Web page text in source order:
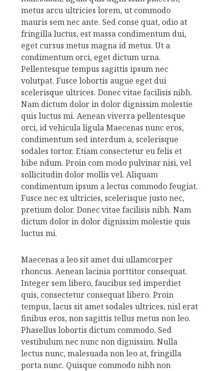
metus arcu ultricies lorem, ut commodo
mauris sem nec ante. Sed conse quat, odio at
fringilla luctus, est massa condimentum dui,
eget cursus metus magna id metus. Ut a
condimentum orci, eget dictum urna.
Pellentesque tempus sagittis ipsum nec
volutpat. Fusce lobortis augue eget dui
scelerisque ultrices. Donec vitae facilisis nibh.
Nam dictum dolor in dolor dignissim molestie
quis luctus mi. Aenean viverra pellentesque
orci, id vehicula ligula Maecenas nunc eros,
condimentum sed interdum a, scelerisque
sodales tortor. Etiam consectetur eu felis et
bibe ndum. Proin com modo pulvinar nisi, vel
sollicitudin dolor mollis vel. Aliquam
condimentum ipsum a lectus commodo feugiat.
Fusce nec ex ultricies, scelerisque justo nec,
pretium dolor. Donec vitae facilisis nibh. Nam
dictum dolor in dolor dignissim molestie quis
luctus mi.
Maecenas a leo sit amet dui ullamcorper
rhoncus. Aenean lacinia porttitor consequat.
Integer sem libero, faucibus sed imperdiet
quis, consectetur consequat libero. Proin
tempus, lacus sit amet sodales ultrices, nisl erat
finibus eros, non sagittis tellus metus non leo.
Phasellus lobortis dictum commodo. Sed
vestibulum nec nunc non dignissim. Nulla
lectus nunc, malesuada non leo at, fringilla
porta nunc. Quisque commodo nibh non